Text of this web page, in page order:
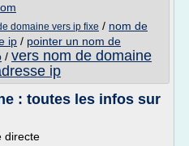
domaine vers ip fixe / nom de
ip / pointer un nom de
/ vers nom de domaine
ip
: toutes les infos sur
directe